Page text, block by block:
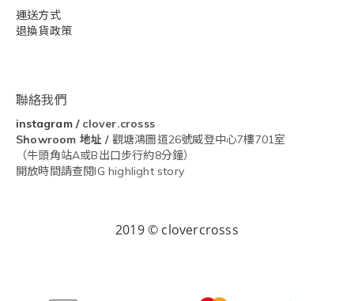
運送方式
退換貨政策
聯絡我們
instagram/ clover.crosss
Showroom 地址 / 觀塘鴻圖道26號威登中心7樓701室
（牛頭角站A或B出口步行約8分鐘）
開放時間請查閱IG highlight story
2019 © clovercrosss